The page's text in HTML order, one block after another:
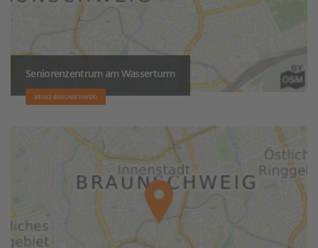
Seniorenzentrum am Wasserturm
38102 BRAUNSCHWEIG